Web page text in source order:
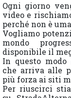
Ogni giorno
video e
perché non è
Vogliamo
mondo
disponibile il
In questo modo
che arriva alle
più forza ai siti
Per riuscirci